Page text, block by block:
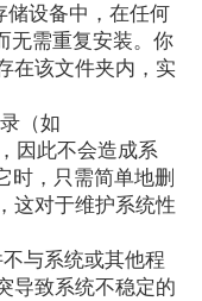
储设备中，在任何
无需重复安装。你
在该文件夹内，实
（如
因此不会造成系
时，只需简单地删
这对于维护系统性
与系统或其他程
导致系统不稳定的